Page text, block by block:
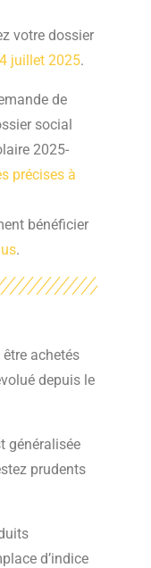
votre dossier
juillet 2025.
de
social
2025-
précises à
bénéficier
.
achetés
depuis le
généralisée
prudents
d’indice